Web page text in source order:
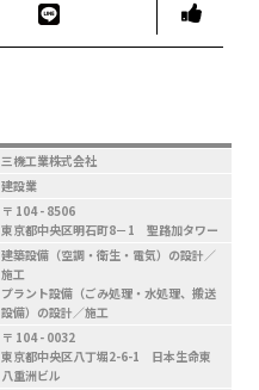
三機工業株式会社
建設業
〒 104 - 8506
東京都中央区明石町8－1 聖路加タワー
建築設備（空調・衛生・電気）の設計／
施工
プラント設備（ごみ処理・水処理、搬送
設備）の設計／施工
〒 104 - 0032
東京都中央区八丁堀2-6-1 日本生命東
八重洲ビル